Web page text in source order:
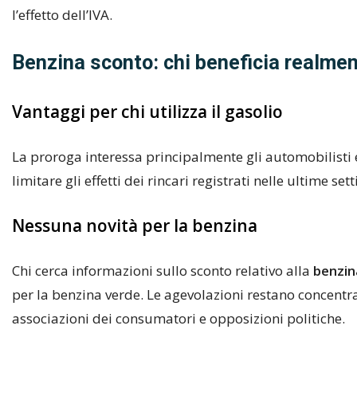
l’effetto dell’IVA.
Benzina sconto: chi beneficia
Vantaggi per chi utilizza il gasolio
La proroga interessa principalmente gli automobilisti
limitare gli effetti dei rincari registrati nelle ultime
Nessuna novità per la benzina
Chi cerca informazioni sullo sconto relativo alla
per la benzina verde. Le agevolazioni restano
associazioni dei consumatori e opposizioni politiche.